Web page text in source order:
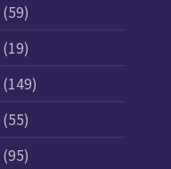
(59)
(19)
(149)
(55)
(95)